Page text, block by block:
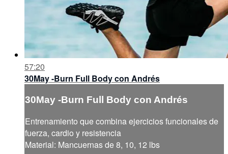
57:20
30May -Burn Full Body con Andrés
30May -Burn Full Body con Andrés
Entrenamiento que combina ejercicios funcionales de
fuerza, cardio y resistencia
Material: Mancuernas de 8, 10, 12 lbs